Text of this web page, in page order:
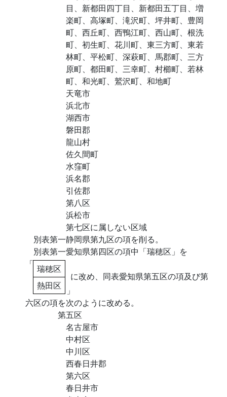
目、新都田四丁目、新都田五丁目、増
楽町、高塚町、滝沢町、坪井町、豊岡
町、西丘町、西鴨江町、西山町、根洗
町、初生町、花川町、東三方町、東若
林町、平松町、深萩町、馬郡町、三方
原町、都田町、三幸町、村櫛町、若林
町、和光町、鷲沢町、和地町
天竜市
浜北市
湖西市
磐田郡
龍山村
佐久間町
水窪町
浜名郡
引佐郡
第八区
浜松市
第七区に属しない区域
別表第一静岡県第九区の項を削る。
別表第一愛知県第四区の項中「瑞穂区」を
「 瑞穂区
熱田区
」
に改め、同表愛知県第五区の項及び第
六区の項を次のように改める。
第五区
名古屋市
中村区
中川区
西春日井郡
第六区
春日井市